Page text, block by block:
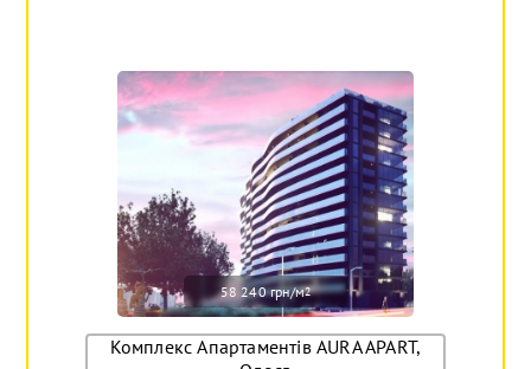
58 240 грн/м2
Комплекс Апартаментів AURA APART,